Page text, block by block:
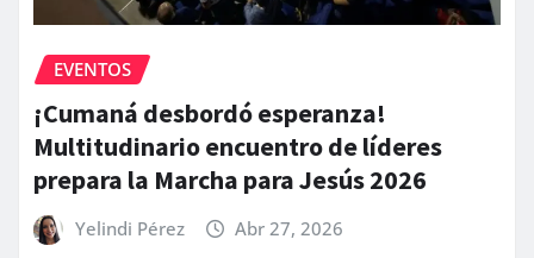
EVENTOS
¡Cumaná desbordó esperanza!
Multitudinario encuentro de líderes
prepara la Marcha para Jesús 2026
Yelindi Pérez Abr 27, 2026